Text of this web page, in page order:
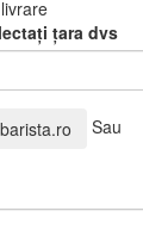
țara dvs
Sau